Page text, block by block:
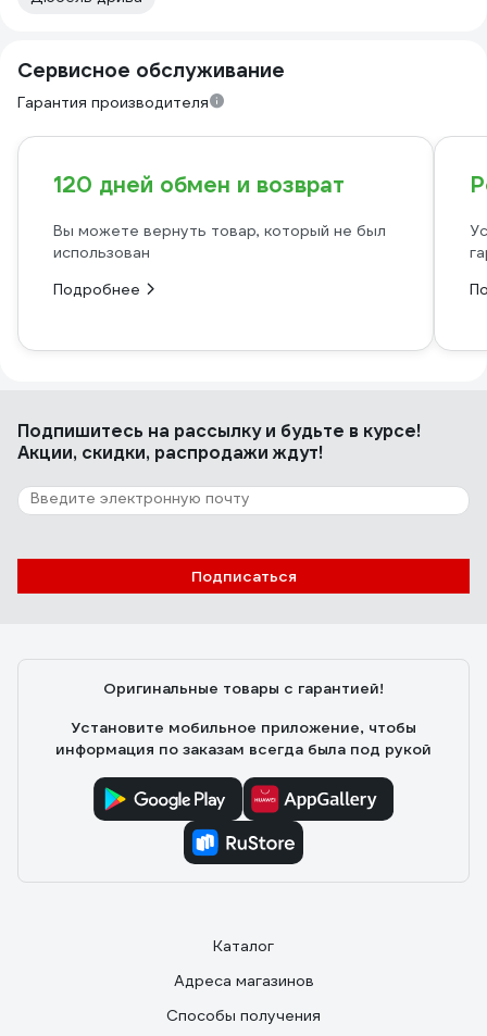
Сервисное обслуживание
Гарантия производителя
120 дней обмен и возврат
Вы можете вернуть товар, который не был
использован
Подробнее
Подпишитесь на рассылкуи будьте в курсе!
Акции, скидки, распродажи ждут!
Подписаться
Оригинальные товары с гарантией!
Установите мобильное приложение, чтобы
информация по заказам всегда была под рукой
Каталог
Адреса магазинов
Способы получения